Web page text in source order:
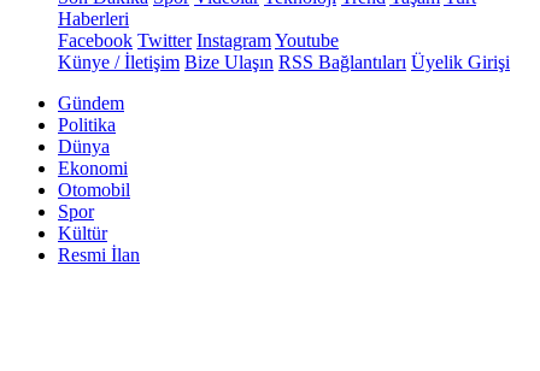
Haberleri
Facebook Twitter InstagramYoutube
Künye / İletişim Bize Ulaşın RSS Bağlantıları Üyelik Girişi
Gündem
Politika
Dünya
Ekonomi
Otomobil
Spor
Kültür
Resmi İlan